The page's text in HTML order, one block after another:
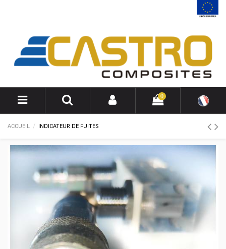
0
ACCUEIL INDICATEUR DE FUITES